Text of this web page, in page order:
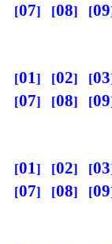
07
08 09
01 02 03
07
08 09
01 02 03
07
08 09